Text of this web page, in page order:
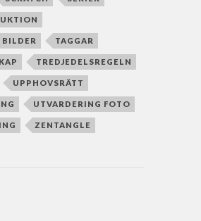
BILDER TAGGAR
TREDJEDELSREGELN
UPPHOVSRÄTT
UTVARDERING FOTO
ZENTANGLE